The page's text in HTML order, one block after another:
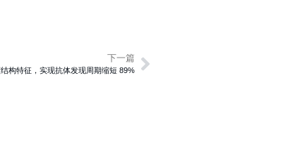
下一篇
构特征，实现抗体发现周期缩短 89%